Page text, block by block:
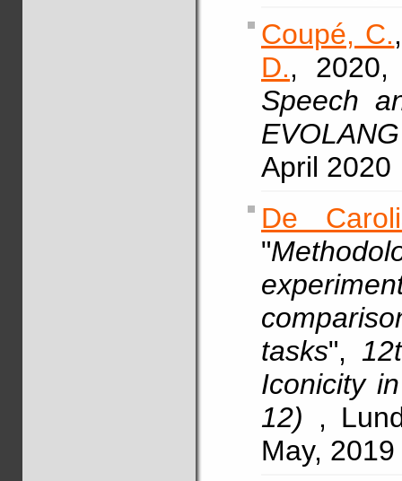
Coupé, C.
D., 2020,
Speech
April 2020
De
"
tasks",
Iconicity
12) ,
May,